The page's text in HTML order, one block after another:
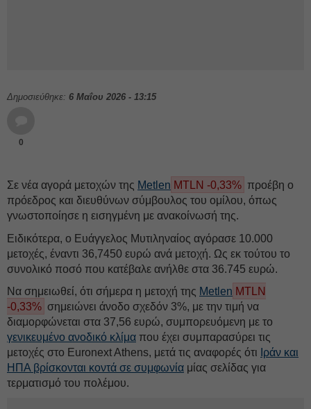
Δημοσιεύθηκε: 6 Μαΐου 2026 - 13:15
0
Σε νέα αγορά μετοχών της Metlen MTLN -0,33% προέβη ο
πρόεδρος και διευθύνων σύμβουλος του ομίλου, όπως
γνωστοποίησε η εισηγμένη με ανακοίνωσή της.
Ειδικότερα, ο Ευάγγελος Μυτιληναίος αγόρασε 10.000
μετοχές, έναντι 36,7450 ευρώ ανά μετοχή. Ως εκ τούτου το
συνολικό ποσό που κατέβαλε ανήλθε στα 36.745 ευρώ.
Να σημειωθεί, ότι σήμερα η μετοχή της Metlen MTLN
-0,33% σημειώνει άνοδο σχεδόν 3%, με την τιμή να
διαμορφώνεται στα 37,56 ευρώ, συμπορευόμενη με το
γενικευμένο ανοδικό κλίμα που έχει συμπαρασύρει τις
μετοχές στο Euronext Athens, μετά τις αναφορές ότι Ιράν και
ΗΠΑ βρίσκονται κοντά σε συμφωνία μίας σελίδας για
τερματισμό του πολέμου.